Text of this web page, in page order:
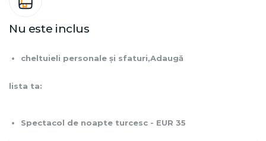
Nu este inclus
cheltuieli personale și sfaturi,Adaugă
lista ta:
Spectacol de noapte turcesc - EUR 35